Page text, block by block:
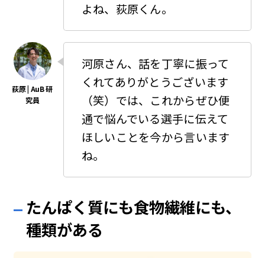
よね、荻原くん。
河原さん、話を丁寧に振って
くれてありがとうございます
（笑）では、これからぜひ便
通で悩んでいる選手に伝えて
ほしいことを今から言います
ね。
たんぱく質にも食物繊維にも、
種類がある